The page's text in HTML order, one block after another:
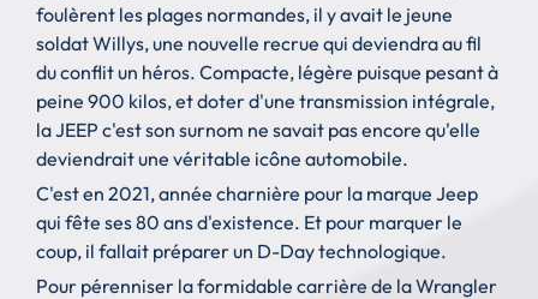
foulèrent les plages normandes, il y avait le jeune
soldat Willys, une nouvelle recrue qui deviendra au fil
du conflit un héros. Compacte, légère puisque pesant à
peine 900 kilos, et doter d'une transmission intégrale,
la JEEP c'est son surnom ne savait pas encore qu'elle
deviendrait une véritable icône automobile.
C'est en 2021, année charnière pour la marque Jeep
qui fête ses 80 ans d'existence. Et pour marquer le
coup, il fallait préparer un D-Day technologique.
Pour pérenniser la formidable carrière de la Wrangler